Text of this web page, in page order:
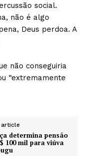
social.
não é algo
Deus perdoa. A
não conseguiria
“extremamente
article
determina pensão
100 mil para viúva